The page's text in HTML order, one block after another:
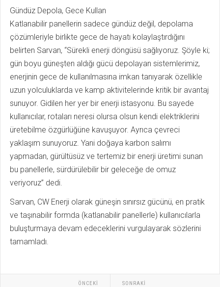
Gündüz Depola, Gece Kullan
Katlanabilir panellerin sadece gündüz değil, depolama
çözümleriyle birlikte gece de hayatı kolaylaştırdığını
belirten Sarvan, “Sürekli enerji döngüsü sağlıyoruz. Şöyle ki;
gün boyu güneşten aldığı gücü depolayan sistemlerimiz,
enerjinin gece de kullanılmasına imkan tanıyarak özellikle
uzun yolculuklarda ve kamp aktivitelerinde kritik bir avantaj
sunuyor. Gidilen her yer bir enerji istasyonu. Bu sayede
kullanıcılar, rotaları neresi olursa olsun kendi elektriklerini
üretebilme özgürlüğüne kavuşuyor. Ayrıca çevreci
yaklaşım sunuyoruz. Yani doğaya karbon salımı
yapmadan, gürültüsüz ve tertemiz bir enerji üretimi sunan
bu panellerle, sürdürülebilir bir geleceğe de omuz
veriyoruz” dedi.
Sarvan, CW Enerji olarak güneşin sınırsız gücünü, en pratik
ve taşınabilir formda (katlanabilir panellerle) kullanıcılarla
buluşturmaya devam edeceklerini vurgulayarak sözlerini
tamamladı.
ÖNCEKI SONRAKI